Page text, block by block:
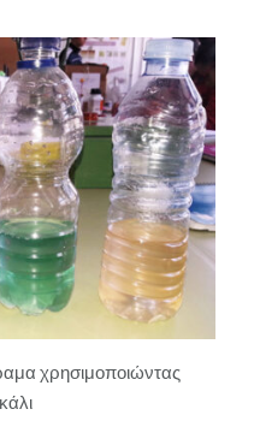
χρησιμοποιώντας